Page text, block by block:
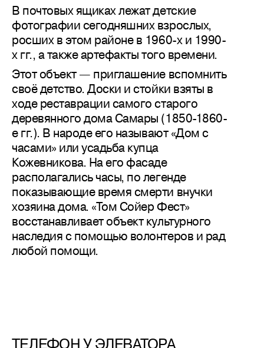
В почтовых ящиках лежат детские
фотографии сегодняшних взрослых,
росших в этом районе в 1960-х и 1990-
х гг., а также артефакты того времени.
Этот объект — приглашение вспомнить
своё детство. Доски и стойки взяты в
ходе реставрации самого старого
деревянного дома Самары (1850-1860-
е гг.). В народе его называют «Дом с
часами» или усадьба купца
Кожевникова. На его фасаде
располагались часы, по легенде
показывающие время смерти внучки
хозяина дома. «Том Сойер Фест»
восстанавливает объект культурного
наследия с помощью волонтеров и рад
любой помощи.
ТЕЛЕФОН У ЭЛЕВАТОРА